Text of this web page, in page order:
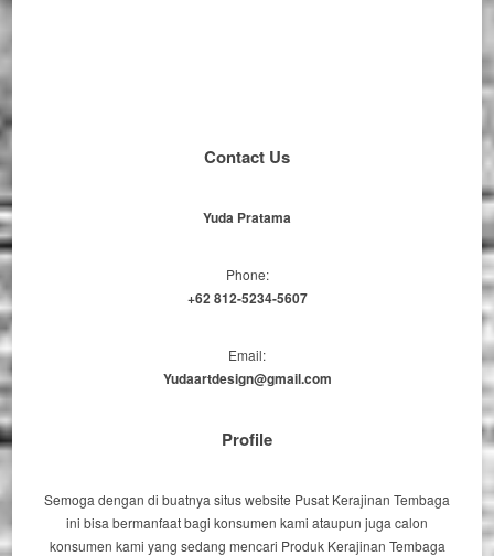
Contact Us
Yuda Pratama
Phone:
+62 812-5234-5607
Email:
Yudaartdesign@gmail.com
Profile
Semoga dengan di buatnya situs website Pusat Kerajinan Tembaga
ini bisa bermanfaat bagi konsumen kami ataupun juga calon
konsumen kami yang sedang mencari Produk Kerajinan Tembaga